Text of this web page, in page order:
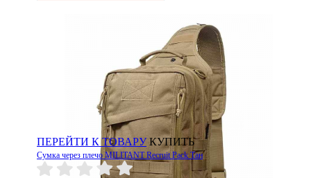
ПЕРЕЙТИ К ТОВАРУ КУПИТЬ
Сумка через плечо MILITANT Recruit Pack Тан